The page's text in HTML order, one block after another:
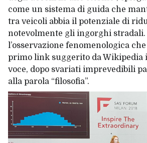
come un sistema di guida che
tra veicoli abbia il potenziale di
notevolmente gli ingorghi stradali.
l’osservazione fenomenologica
primo link suggerito da Wikipedia
voce, dopo svariati imprevedibili
alla parola “filosofia”.